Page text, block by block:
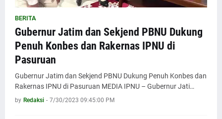
BERITA
Gubernur Jatim dan Sekjend PBNU Dukung
Penuh Konbes dan Rakernas IPNU di
Pasuruan
Gubernur Jatim dan Sekjend PBNU Dukung Penuh Konbes dan
Rakernas IPNU di Pasuruan MEDIA IPNU – Gubernur Jati…
by Redaksi - 7/30/2023 09:45:00 PM